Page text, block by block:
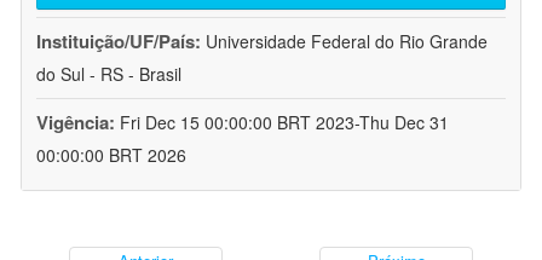
Instituição/UF/País: Universidade Federal do Rio Grande
do Sul - RS - Brasil
Vigência: Fri Dec 15 00:00:00 BRT 2023-Thu Dec 31
00:00:00 BRT 2026